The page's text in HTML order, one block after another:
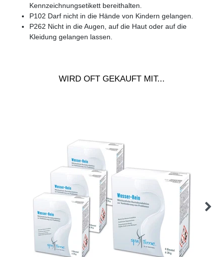
Kennzeichnungsetikett bereithalten.
P102 Darf nicht in die Hände von Kindern gelangen.
P262 Nicht in die Augen, auf die Haut oder auf die
Kleidung gelangen lassen.
WIRD OFT GEKAUFT MIT...